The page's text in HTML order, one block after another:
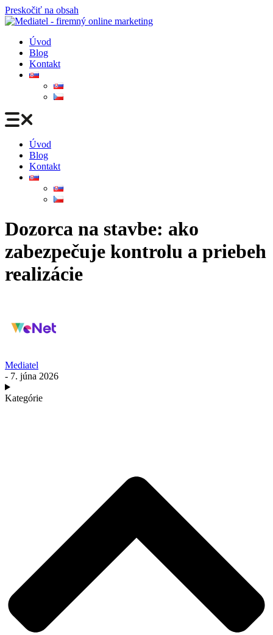
Preskočiť na obsah
Úvod
Blog
Kontakt
Úvod
Blog
Kontakt
Dozorca na stavbe: ako
zabezpečuje kontrolu a priebeh
realizácie
Mediatel
- 7. júna 2026
Kategórie